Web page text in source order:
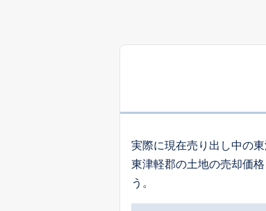
実際に現在売り出し中の
東津軽郡の土地の売却価
う。